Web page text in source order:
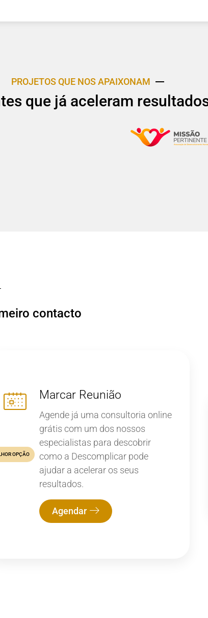
PROJETOS QUE NOS APAIXONAM
que já aceleram
contacto
Marcar Reunião
Agende já uma consultoria online
grátis com um dos nossos
especialistas para descobrir
como a Descomplicar pode
ajudar a acelerar os seus
resultados.
Agendar
OPÇÃO